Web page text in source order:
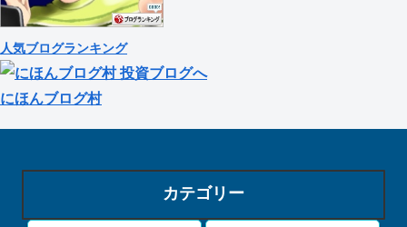
人気ブログランキング
にほんブログ村
カテゴリー